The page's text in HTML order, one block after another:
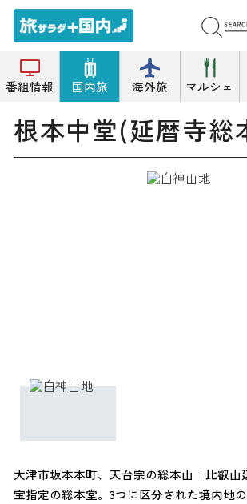
番組情報 国内旅 海外旅 マルシェ
トップ 根本中堂(延暦寺総本堂)
根本中堂(延暦寺総
大津市坂本本町、天台宗の総本山「比叡山
宝指定の総本堂。3つに区分された境内地